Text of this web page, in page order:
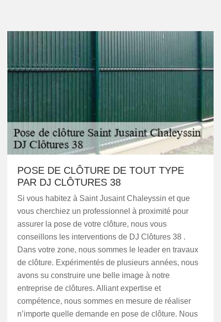
POSE DE CLÔTURE DE TOUT TYPE
PAR DJ CLÔTURES 38
Si vous habitez à Saint Jusaint Chaleyssin et que
vous cherchiez un professionnel à proximité pour
assurer la pose de votre clôture, nous vous
conseillons les interventions de DJ Clôtures 38 .
Dans votre zone, nous sommes le leader en travaux
de clôture. Expérimentés de plusieurs années, nous
avons su construire une belle image à notre
entreprise de clôtures. Alliant expertise et
compétence, nous sommes en mesure de réaliser
n’importe quelle demande en pose de clôture. Nous